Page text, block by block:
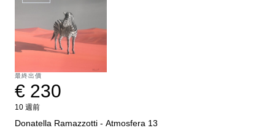
最終出價
€ 230
10 週前
Donatella Ramazzotti - Atmosfera 13